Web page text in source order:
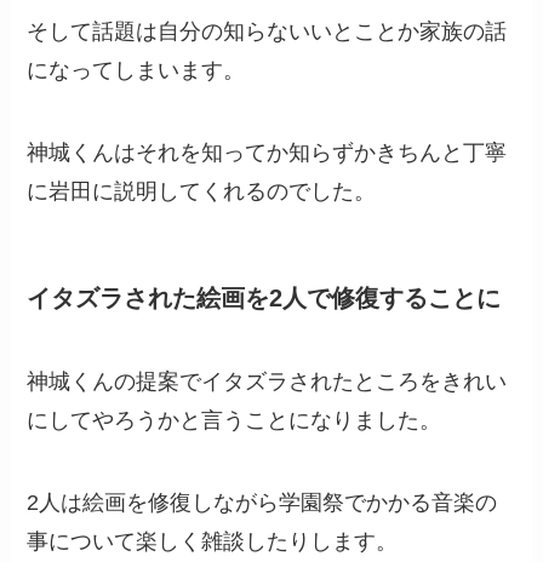
そして話題は自分の知らないいとことか家族の話
になってしまいます。
神城くんはそれを知ってか知らずかきちんと丁寧
に岩田に説明してくれるのでした。
イタズラされた絵画を2人で修復することに
神城くんの提案でイタズラされたところをきれい
にしてやろうかと言うことになりました。
2人は絵画を修復しながら学園祭でかかる音楽の
事について楽しく雑談したりします。